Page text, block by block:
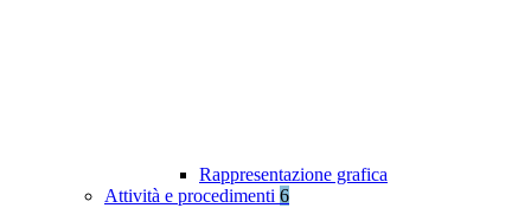
Rappresentazione grafica
Attività e procedimenti 6